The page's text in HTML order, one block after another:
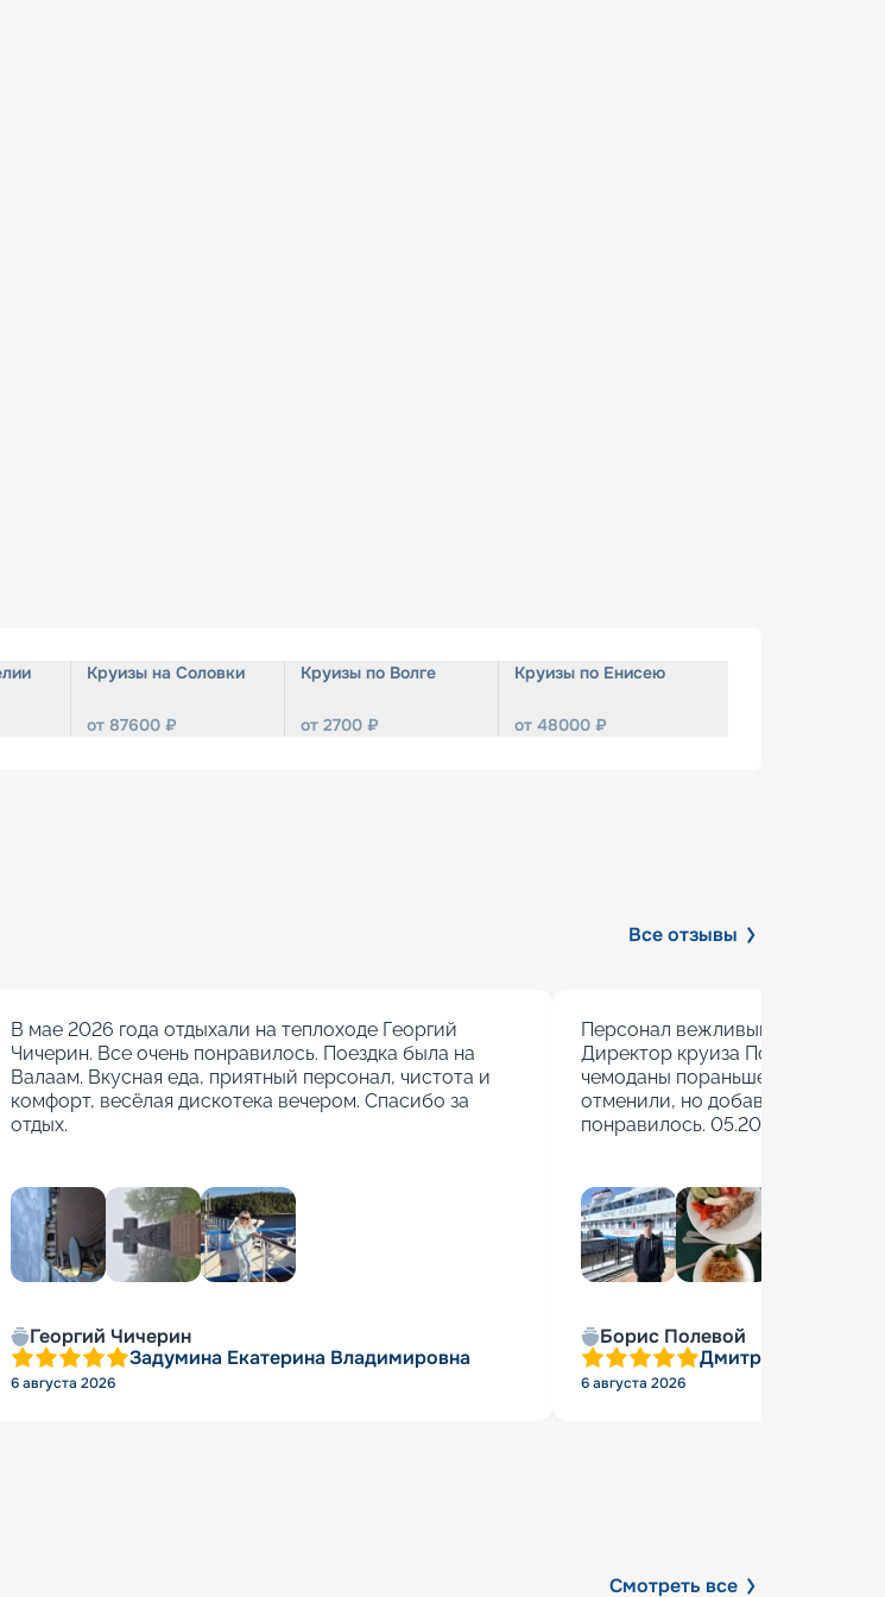
Круизы на Соловки
от 87600 ₽
Круизы по Волге
от 2700 ₽
Круизы по Енисею
от 48000 ₽
Все отзывы
В мае 2026 года отдыхали на теплоходе Георгий
Чичерин. Все очень понравилось. Поездка была на
Валаам. Вкусная еда, приятный персонал, чистота и
комфорт, весёлая дискотека вечером. Спасибо за
отдых.
Георгий Чичерин
Задумина Екатерина Владимировна
6 августа 2026
Персонал вежливый, кормят
Директор круиза Полина
чемоданы пораньше взяли.
отменили, но добавили
понравилось. 05.2026г.
Борис Полевой
Дмитрий
6 августа 2026
Смотреть все